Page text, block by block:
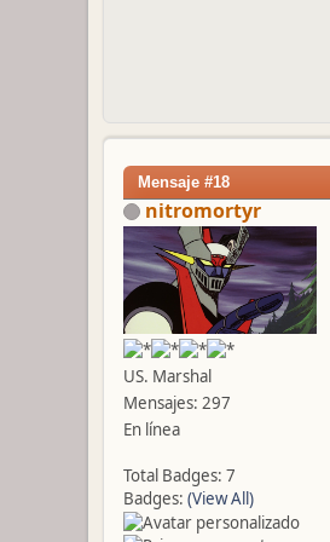
Mensaje #18
nitromortyr
US. Marshal
Mensajes: 297
En línea
Total Badges: 7
Badges: (View All)